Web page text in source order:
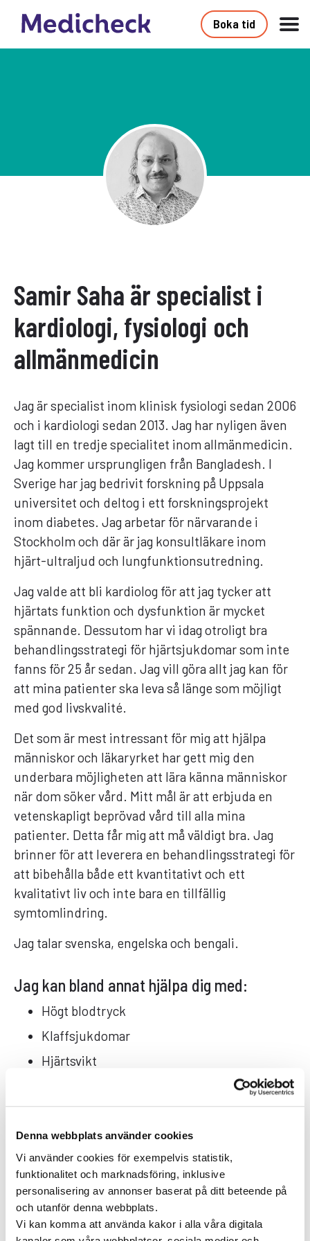
Denna webbplats använder cookies
Vi använder cookies för exempelvis statistik,
funktionalitet och marknadsföring, inklusive
personalisering av annonser baserat på ditt beteende på
och utanför denna webbplats.
Vi kan komma att använda kakor i alla våra digitala
Boka tid
Samir Saha är specialist i
kardiologi, fysiologi och
allmänmedicin
Jag är specialist inom klinisk fysiologi sedan 2006
och i kardiologi sedan 2013. Jag har nyligen även
lagt till en tredje specialitet inom allmänmedicin.
Jag kommer ursprungligen från Bangladesh. I
Sverige har jag bedrivit forskning på Uppsala
universitet och deltog i ett forskningsprojekt
inom diabetes. Jag arbetar för närvarande i
Stockholm och där är jag konsultläkare inom
hjärt-ultraljud och lungfunktionsutredning.
Jag valde att bli kardiolog för att jag tycker att
hjärtats funktion och dysfunktion är mycket
spännande. Dessutom har vi idag otroligt bra
behandlingsstrategi för hjärtsjukdomar som inte
fanns för 25 år sedan. Jag vill göra allt jag kan för
att mina patienter ska leva så länge som möjligt
med god livskvalité.
Det som är mest intressant för mig att hjälpa
människor och läkaryrket har gett mig den
underbara möjligheten att lära känna människor
när dom söker vård. Mitt mål är att erbjuda en
vetenskapligt beprövad vård till alla mina
patienter. Detta får mig att må väldigt bra. Jag
brinner för att leverera en behandlingsstrategi för
att bibehålla både ett kvantitativt och ett
kvalitativt liv och inte bara en tillfällig
symtomlindring.
Jag talar svenska, engelska och bengali.
Jag kan bland annat hjälpa dig med:
Högt blodtryck
Klaffsjukdomar
Hjärtsvikt
Förmaksflimmer
Hjärtklappningar
Diabetes typ 2 (vuxna)
Astma
KOL
Yrsel och svindel